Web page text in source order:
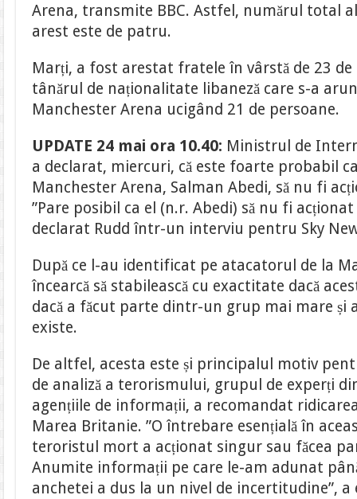
Arena, transmite BBC. Astfel, numărul total
arest este de patru.
Marți, a fost arestat fratele în vârstă de 23
tânărul de naționalitate libaneză care s-a
Manchester Arena ucigând 21 de persoane.
UPDATE 24 mai ora 10.40: Ministrul de
a declarat, miercuri, că este foarte probabil
Manchester Arena, Salman Abedi, să nu fi
”Pare posibil ca el (n.r. Abedi) să nu fi
declarat Rudd într-un interviu pentru Sky
După ce l-au identificat pe atacatorul de la
încearcă să stabilească cu exactitate dacă
dacă a făcut parte dintr-un grup mai mare și
existe.
De altfel, acesta este și principalul motiv
de analiză a terorismului, grupul de experți
agențiile de informații, a recomandat
Marea Britanie. ”O întrebare esențială în
teroristul mort a acționat singur sau făcea
Anumite informații pe care le-am adunat
anchetei a dus la un nivel de incertitudine”,